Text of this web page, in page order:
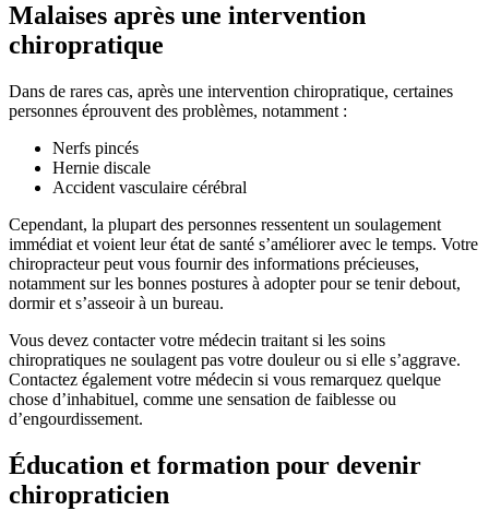
Malaises après une intervention
chiropratique
Dans de rares cas, après une intervention chiropratique, certaines
personnes éprouvent des problèmes, notamment :
Nerfs pincés
Hernie discale
Accident vasculaire cérébral
Cependant, la plupart des personnes ressentent un soulagement
immédiat et voient leur état de santé s’améliorer avec le temps. Votre
chiropracteur peut vous fournir des informations précieuses,
notamment sur les bonnes postures à adopter pour se tenir debout,
dormir et s’asseoir à un bureau.
Vous devez contacter votre médecin traitant si les soins
chiropratiques ne soulagent pas votre douleur ou si elle s’aggrave.
Contactez également votre médecin si vous remarquez quelque
chose d’inhabituel, comme une sensation de faiblesse ou
d’engourdissement.
Éducation et formation pour devenir
chiropraticien